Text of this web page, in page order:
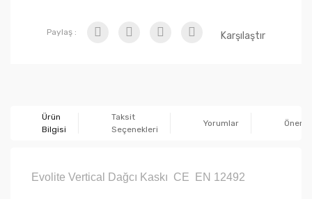
Paylaş : Karşılaştır
Ürün
Bilgisi
Taksit
Seçenekleri
Yorumlar
Evolite Vertical Dağcı Kaskı CE EN 12492